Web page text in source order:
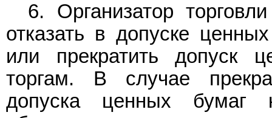
6. Организатор
отказать в допуске
или прекратить допуск
торгам. В случае
допуска ценных бумаг